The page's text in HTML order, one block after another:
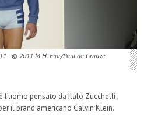
- © 2011 M.H. Fior/Paul de Grauve
l’uomo pensato da Italo Zucchelli ,
il brand americano Calvin Klein.